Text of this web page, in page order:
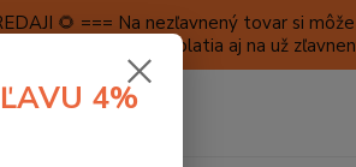
🌻 === Na nezľavnený tovar si
1️⃣5️⃣% , ktoré platia aj na už
KONTAKTY
4%